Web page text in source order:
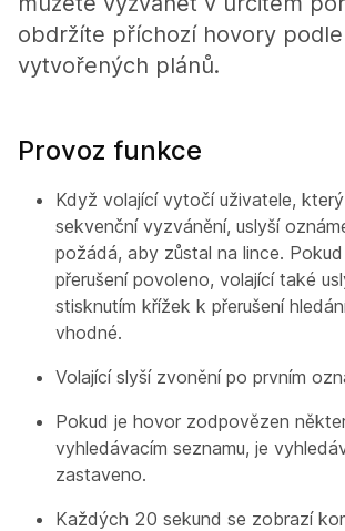
obdržíte příchozí hovory podle
vytvořených plánů.
Provoz funkce
Když volající vytočí uživatele,
sekvenční vyzvánění, uslyší
požádá, aby zůstal na lince.
přerušení povoleno, volající také
stisknutím křížek k přerušení
vhodné.
Volající slyší zvonění po prvním
Pokud je hovor zodpovězen
vyhledávacím seznamu, je
zastaveno.
Každých 20 sekund se zobrazí